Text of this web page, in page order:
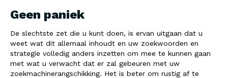
Geen paniek
De slechtste zet die u kunt doen, is ervan uitgaan dat u
weet wat dit allemaal inhoudt en uw zoekwoorden en
strategie volledig anders inzetten om mee te kunnen gaan
met wat u verwacht dat er zal gebeuren met uw
zoekmachinerangschikking. Het is beter om rustig af te